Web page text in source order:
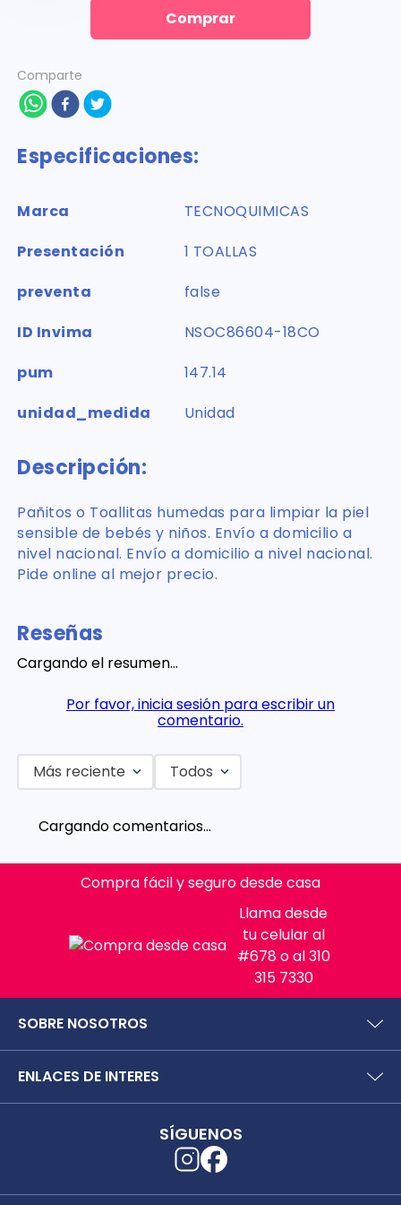
Comprar
Comparte
Especificaciones:
Marca
TECNOQUIMICAS
Presentación
1 TOALLAS
preventa
false
ID Invima
NSOC86604-18CO
pum
147.14
unidad_medida
Unidad
Descripción:
Pañitos o Toallitas humedas para limpiar la piel
sensible de bebés y niños. Envío a domicilio a
nivel nacional. Envío a domicilio a nivel nacional.
Pide online al mejor precio.
Reseñas
Cargando el resumen…
Por favor, inicia sesión para escribir un
comentario.
Más reciente Todos
Cargando comentarios…
Compra fácil y seguro desde casa
Llama desde
tu celular al
#678 o al 310
315 7330
SOBRE NOSOTROS
Preguntas frecuentes
Políticas y términos de uso
Términos y condiciones puntos saludables
Separata digital
ENLACES DE INTERES
SÍGUENOS